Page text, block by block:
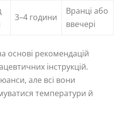
3–4 години
Вранці або
ввечері
основі рекомендацій
інструкцій.
але всі вони
температури й